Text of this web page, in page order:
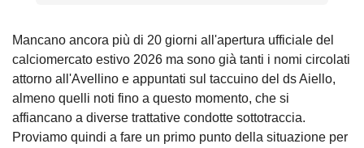
Mancano ancora più di 20 giorni all'apertura ufficiale del
calciomercato estivo 2026 ma sono già tanti i nomi circolati
attorno all'Avellino e appuntati sul taccuino del ds Aiello,
almeno quelli noti fino a questo momento, che si
affiancano a diverse trattative condotte sottotraccia.
Proviamo quindi a fare un primo punto della situazione per